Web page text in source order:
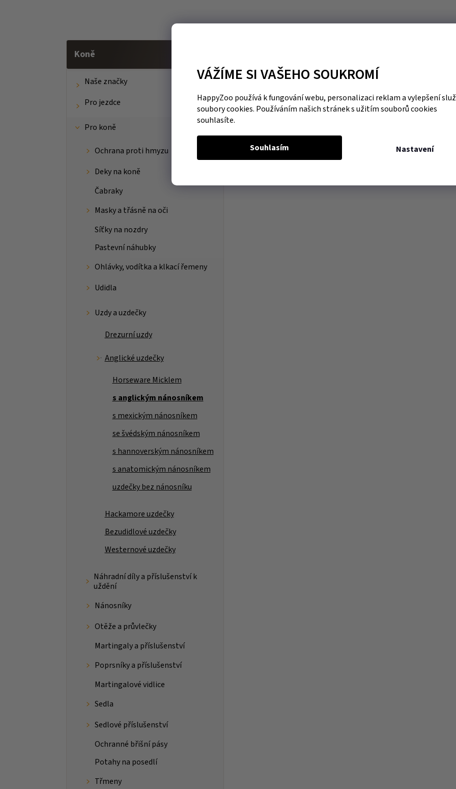
VÁŽÍME SI VAŠEHO SOUKROMÍ
HappyZoo používá k fungování webu, personalizaci reklam a vylepšení
soubory cookies. Používáním našich stránek s užitím souborů cookies
souhlasíte.
Nastavení
Souhlasím
Koně
Naše značky
Pro jezdce
Pro koně
Ochrana proti hmyzu
Deky na koně
Čabraky
Masky a třásně na oči
Síťky na nozdry
Pastevní náhubky
Ohlávky, vodítka a klkací řemeny
Udidla
Uzdy a uzdečky
Drezurní uzdy
Anglické uzdečky
Horseware Micklem
s anglickým nánosníkem
s mexickým nánosníkem
se švédským nánosníkem
s hannoverským nánosníkem
s anatomickým nánosníkem
uzdečky bez nánosníku
Hackamore uzdečky
Bezudidlové uzdečky
Westernové uzdečky
Náhradní díly a příslušenství k
uždění
Nánosníky
Otěže a průvlečky
Martingaly a příslušenství
Poprsníky a příslušenství
Martingalové vidlice
Sedla
Sedlové příslušenství
Ochranné břišní pásy
Potahy na posedlí
Třmeny